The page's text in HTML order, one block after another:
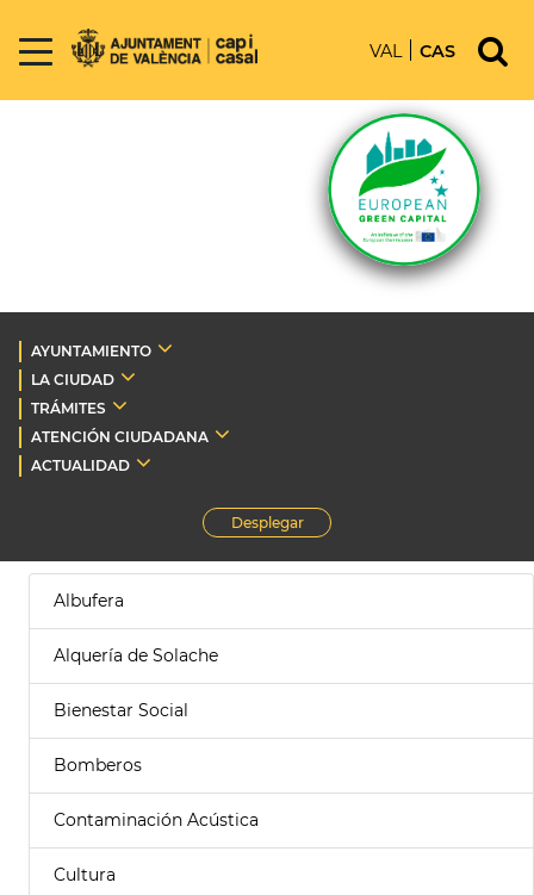
VAL CAS
AYUNTAMIENTO
LA CIUDAD
TRÁMITES
ATENCIÓN CIUDADANA
ACTUALIDAD
Desplegar
Albufera
Alquería de Solache
Bienestar Social
Bomberos
Contaminación Acústica
Cultura